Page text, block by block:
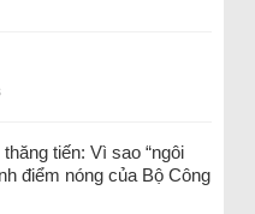
tiến: Vì sao “ngôi
điểm nóng của Bộ Công